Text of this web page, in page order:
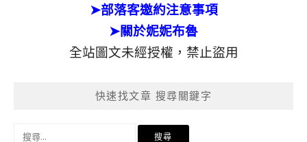
➤部落客邀約注意事項
➤關於妮妮布魯
全站圖文未經授權，禁止盜用
快速找文章 搜尋關鍵字